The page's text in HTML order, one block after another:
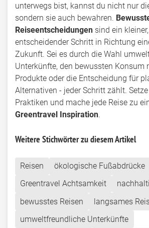
unterwegs bist, kannst du nicht nur
sondern sie auch bewahren.
Reiseentscheidungen sind ein
entscheidender Schritt in Richtung
Zukunft. Sei es durch die Wahl
Unterkünfte, den bewussten Konsum
Produkte oder die Entscheidung für
Alternativen - jeder Schritt zählt.
Praktiken und mache jede Reise zu
Greentravel Inspiration.
Weitere Stichwörter zu diesem Artikel
Reisen
ökologische Fußabdrücke
Greentravel Achtsamkeit
bewusstes Reisen
langsames
umweltfreundliche Unterkünfte